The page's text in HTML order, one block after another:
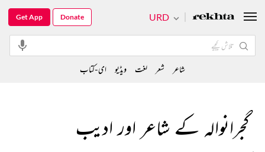
گجرانوالہ کے شاعر اور ادیب
URD
Get App Donate
شاعر شعر لغت ویڈیو ای-کتاب